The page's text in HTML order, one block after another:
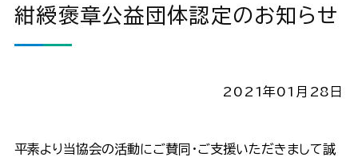
紺綬褒章公益団体認定のお知らせ
2021年01月28日
平素より当協会の活動にご賛同・ご支援いただきまして誠